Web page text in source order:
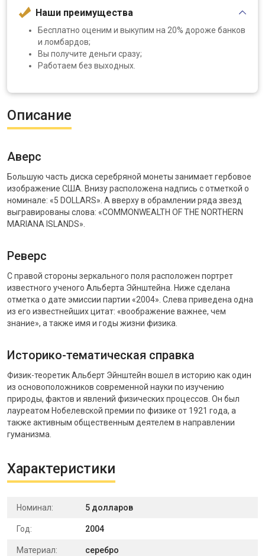
Наши преимущества
Бесплатно оценим и выкупим на 20% дороже банков
и ломбардов;
Вы получите деньги сразу;
Работаем без выходных.
Описание
Аверс
Большую часть диска серебряной монеты занимает гербовое
изображение США. Внизу расположена надпись с отметкой о
номинале: «5 DOLLARS». А вверху в обрамлении ряда звезд
выгравированы слова: «COMMONWEALTH OF THE NORTHERN
MARIANA ISLANDS».
Реверс
С правой стороны зеркального поля расположен портрет
известного ученого Альберта Эйнштейна. Ниже сделана
отметка о дате эмиссии партии «2004». Слева приведена одна
из его известнейших цитат: «воображение важнее, чем
знание», а также имя и годы жизни физика.
Историко-тематическая справка
Физик-теоретик Альберт Эйнштейн вошел в историю как один
из основоположников современной науки по изучению
природы, фактов и явлений физических процессов. Он был
лауреатом Нобелевской премии по физике от 1921 года, а
также активным общественным деятелем в направлении
гуманизма.
Характеристики
Номинал: 5 долларов
Год: 2004
Материал: серебро